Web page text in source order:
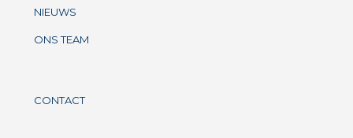
NIEUWS
ONS TEAM
CONTACT